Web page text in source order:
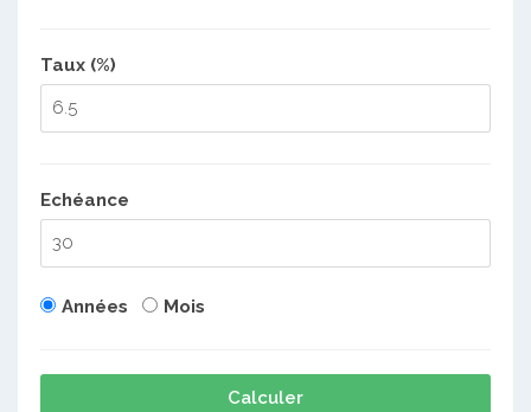
Taux (%)
Echéance
Années Mois
Calculer